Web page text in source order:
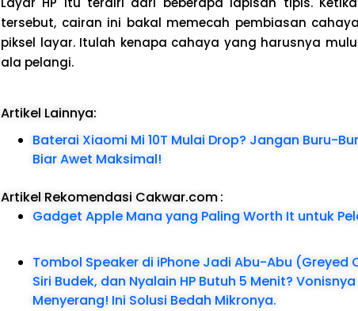
tersebut, cairan ini bakal memecah pembiasan
piksel layar. Itulah kenapa cahaya yang harusnya
ala pelangi.
Artikel Lainnya:
Baterai Xiaomi Mi 10T Mulai Drop? Jangan Buru-
Biar Awet Maksimal!
Artikel Rekomendasi Cakwar.com:
Gadget Apple Mana yang Paling Worth It untuk
Tombol Speaker di iPhone Jadi Abu-Abu (Greyed
Siri Budek, dan Nyalain HP Butuh 5 Menit?
Menyerang! Ini Solusi Bedah Mikronya.